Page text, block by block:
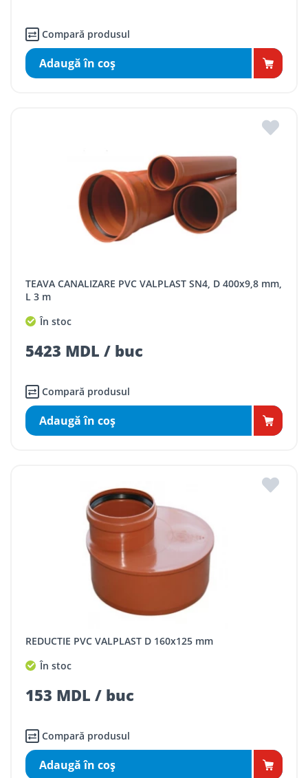
Compară produsul
Adaugă în coş
TEAVA CANALIZARE PVC VALPLAST SN4, D 400x9,8 mm,
L 3 m
În stoc
5423 MDL / buc
Compară produsul
Adaugă în coş
REDUCTIE PVC VALPLAST D 160x125 mm
În stoc
153 MDL / buc
Compară produsul
Adaugă în coş